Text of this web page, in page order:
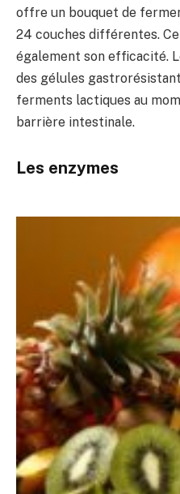
offre un bouquet de
24 couches différentes.
également son efficacité.
des gélules
ferments lactiques au
barrière intestinale.
Les enzymes